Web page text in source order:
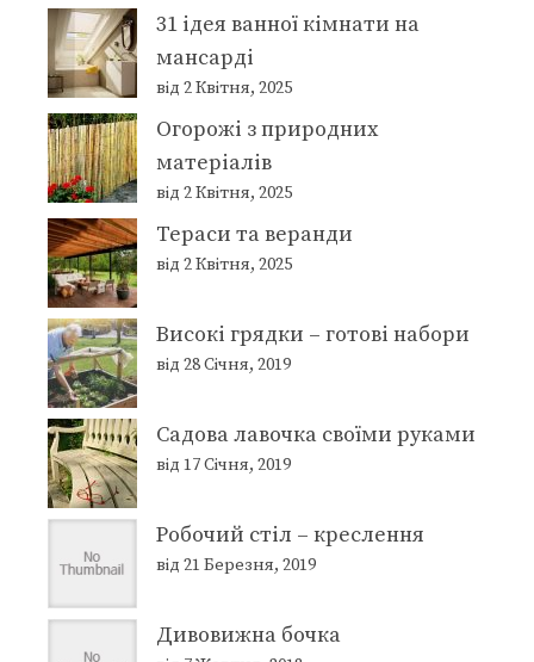
31 ідея ванної кімнати на
мансарді
від 2 Квітня, 2025
Огорожі з природних
матеріалів
від 2 Квітня, 2025
Тераси та веранди
від 2 Квітня, 2025
Високі грядки – готові набори
від 28 Січня, 2019
Садова лавочка своїми руками
від 17 Січня, 2019
Робочий стіл – креслення
від 21 Березня, 2019
Дивовижна бочка